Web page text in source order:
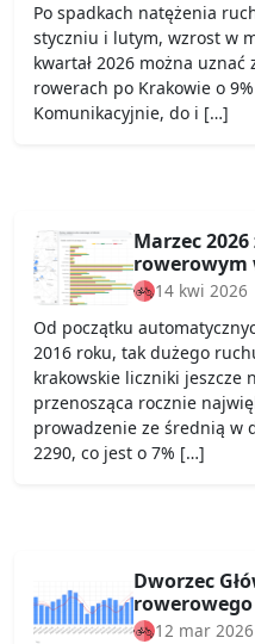
Po spadkach natężenia
styczniu i lutym, wzrost w
kwartał 2026 można uznać
rowerach po Krakowie o
Komunikacyjnie, do i […]
Marzec
rowerowym
14 kwi 2026
Od początku
2016 roku, tak dużego
krakowskie liczniki jeszcze
przenosząca rocznie
prowadzenie ze średnią w
2290, co jest o 7% […]
Dworzec
12 mar 2026